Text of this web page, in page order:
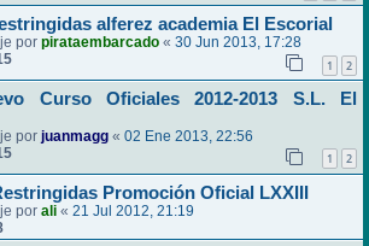
alferez academia El Escorial
por pirataembarcado « 30 Jun 2013, 17:28
1 2
Curso Oficiales 2012-2013 S.L. El
por juanmagg « 02 Ene 2013, 22:56
1 2
Promoción Oficial LXXIII
por ali « 21 Jul 2012, 21:19